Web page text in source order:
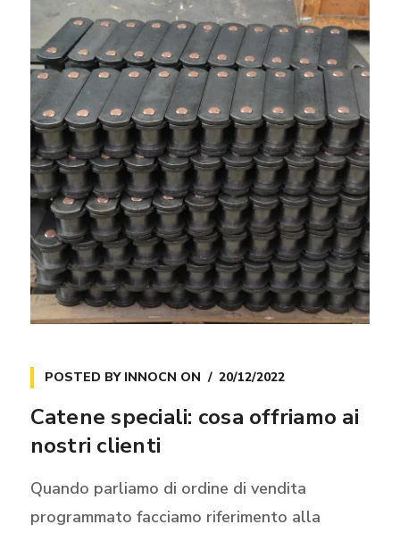
POSTED BY INNOCN ON 20/12/2022
Catene speciali: cosa offriamo ai
nostri clienti
Quando parliamo di ordine di vendita
programmato facciamo riferimento alla